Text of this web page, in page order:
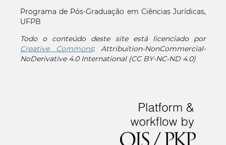
Programa de Pós-Graduação em Ciências Jurídicas,
UFPB
Todo o conteúdo deste site está licenciado por
Creative Commons:Attribuition-NonCommercial-
NoDerivative 4.0 International (CC BY-NC-ND 4.0)